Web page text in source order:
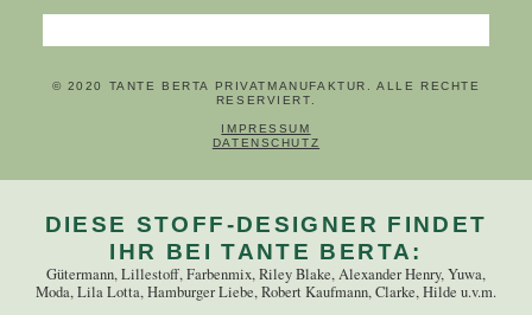
Suchbegriffe
© 2020 TANTE BERTA PRIVATMANUFAKTUR. ALLE RECHTE
RESERVIERT.
NAVIGATION ÜBERSPRINGEN
IMPRESSUM
DATENSCHUTZ
DIESE STOFF-DESIGNER FINDET
IHR BEI TANTE BERTA:
Gütermann, Lillestoff, Farbenmix, Riley Blake, Alexander Henry, Yuwa,
Moda, Lila Lotta, Hamburger Liebe, Robert Kaufmann, Clarke, Hilde u.v.m.